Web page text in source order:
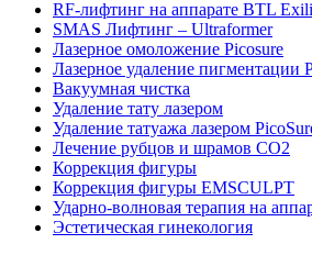
RF-лифтинг на аппарате BTL
SMAS Лифтинг – Ultraformer
Лазерное омоложение Picosure
Лазерное удаление пигментации
Вакуумная чистка
Удаление тату лазером
Удаление татуажа лазером
Лечение рубцов и шрамов CO2
Коррекция фигуры
Коррекция фигуры EMSCULPT
Ударно-волновая терапия на
Эстетическая гинекология